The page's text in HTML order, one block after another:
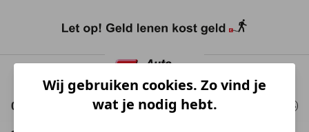
Ga
hoofdinhoud
0 Resultaten voor uw zoekopdracht
Wij gebruiken cookies. Zo vind je
wat je nodig hebt.